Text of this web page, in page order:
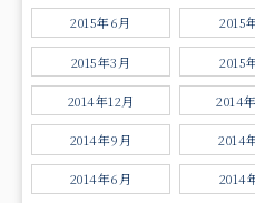
2015年6月 2015
2015年3月 2015
2014年12月 2014
2014年9月 2014
2014年6月 2014